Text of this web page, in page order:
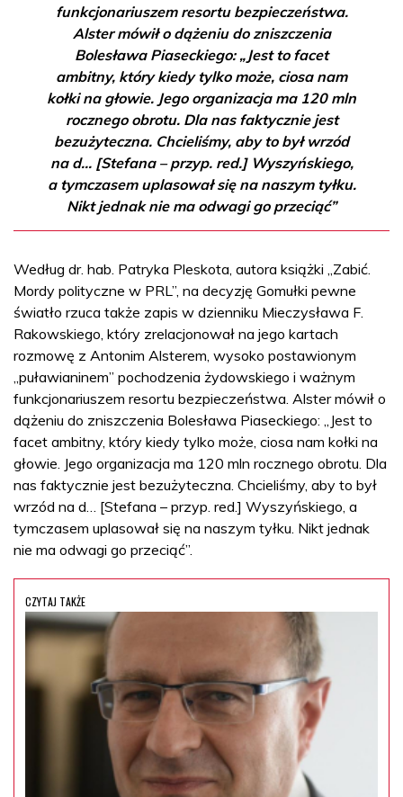
funkcjonariuszem resortu bezpieczeństwa.
Alster mówił o dążeniu do zniszczenia
Bolesława Piaseckiego: „Jest to facet
ambitny, który kiedy tylko może, ciosa nam
kołki na głowie. Jego organizacja ma 120 mln
rocznego obrotu. Dla nas faktycznie jest
bezużyteczna. Chcieliśmy, aby to był wrzód
na d… [Stefana – przyp. red.] Wyszyńskiego,
a tymczasem uplasował się na naszym tyłku.
Nikt jednak nie ma odwagi go przeciąć”
Według dr. hab. Patryka Pleskota, autora książki „Zabić.
Mordy polityczne w PRL”, na decyzję Gomułki pewne
światło rzuca także zapis w dzienniku Mieczysława F.
Rakowskiego, który zrelacjonował na jego kartach
rozmowę z Antonim Alsterem, wysoko postawionym
„puławianinem” pochodzenia żydowskiego i ważnym
funkcjonariuszem resortu bezpieczeństwa. Alster mówił o
dążeniu do zniszczenia Bolesława Piaseckiego: „Jest to
facet ambitny, który kiedy tylko może, ciosa nam kołki na
głowie. Jego organizacja ma 120 mln rocznego obrotu. Dla
nas faktycznie jest bezużyteczna. Chcieliśmy, aby to był
wrzód na d… [Stefana – przyp. red.] Wyszyńskiego, a
tymczasem uplasował się na naszym tyłku. Nikt jednak
nie ma odwagi go przeciąć”.
CZYTAJ TAKŻE